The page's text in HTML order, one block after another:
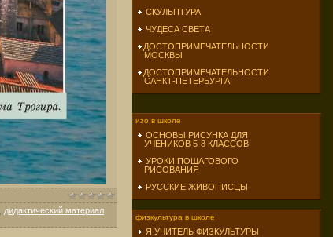
дидактический материал
СКУЛЬПТУРА
ЧУДЕСА СВЕТА
ДОСТОПРИМЕЧАТЕЛЬНОСТИ
МОСКВЫ
ДОСТОПРИМЕЧАТЕЛЬНОСТИ
САНКТ-ПЕТЕРБУРГА
изо в школе
ОСНОВЫ РИСУНКА ДЛЯ
УЧЕНИКОВ 5-8 КЛАССОВ
УРОКИ ПОШАГОВОГО
РИСОВАНИЯ
РУССКИЕ ЖИВОПИСЦЫ
физкультура в школе
Я УЧИТЕЛЬ ФИЗКУЛЬТУРЫ